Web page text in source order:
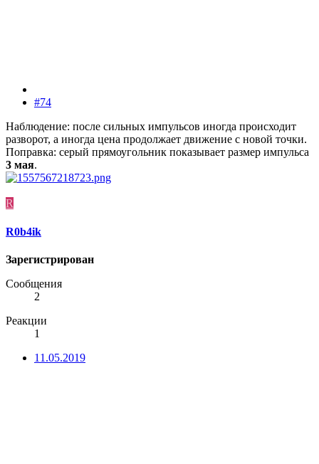
#74
Наблюдение: после сильных импульсов иногда происходит
разворот, а иногда цена продолжает движение с новой точки.
Поправка: серый прямоугольник показывает размер импульса
3 мая.
R
R0b4ik
Зарегистрирован
Сообщения
2
Реакции
1
11.05.2019